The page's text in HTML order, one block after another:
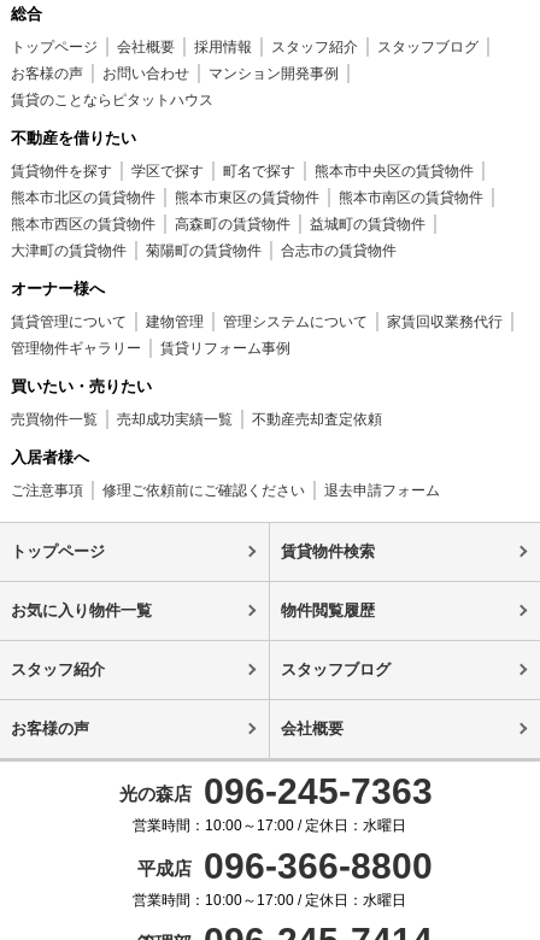
総合
トップページ 会社概要 採用情報 スタッフ紹介
スタッフブログ
お客様の声
お問い合わせ
マンション開発事例
賃貸のことならピタットハウス
不動産を借りたい
賃貸物件を探す 学区で探す 町名で探す
熊本市中央区の賃貸物件
熊本市北区の賃貸物件
熊本市東区の賃貸物件
熊本市南区の賃貸物件
熊本市西区の賃貸物件
高森町の賃貸物件
益城町の賃貸物件
大津町の賃貸物件
菊陽町の賃貸物件 合志市の賃貸物件
オーナー様へ
賃貸管理について 建物管理 管理システムについて
家賃回収業務代行
管理物件ギャラリー
賃貸リフォーム事例
買いたい・売りたい
売買物件一覧 売却成功実績一覧 不動産売却査定依頼
入居者様へ
ご注意事項 修理ご依頼前にご確認ください 退去申請フォーム
トップページ 賃貸物件検索
お気に入り物件一覧 物件閲覧履歴
スタッフ紹介 スタッフブログ
お客様の声 会社概要
光の森店 096-245-7363
営業時間：10:00～17:00 / 定休日：水曜日
平成店 096-366-8800
営業時間：10:00～17:00 / 定休日：水曜日